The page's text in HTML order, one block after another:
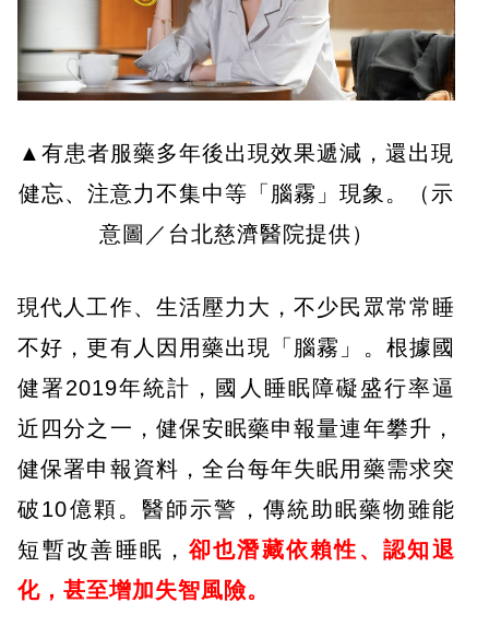
▲有患者服藥多年後出現效果遞減，還出現
健忘、注意力不集中等「腦霧」現象。（示
意圖／台北慈濟醫院提供）
現代人工作、生活壓力大，不少民眾常常睡
不好，更有人因用藥出現「腦霧」。根據國
健署2019年統計，國人睡眠障礙盛行率逼
近四分之一，健保安眠藥申報量連年攀升，
健保署申報資料，全台每年失眠用藥需求突
破10億顆。醫師示警，傳統助眠藥物雖能
短暫改善睡眠， 卻也潛藏依賴性、認知退
化，甚至增加失智風險。